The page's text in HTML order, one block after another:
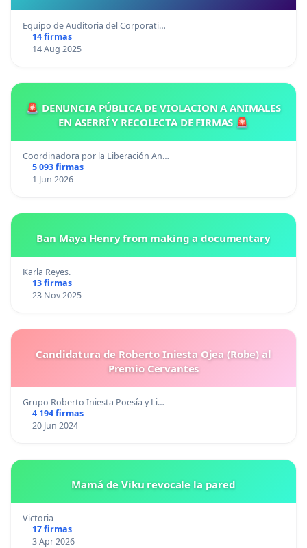
Equipo de Auditoria del Corporati…
14 firmas
14 Aug 2025
🚨 DENUNCIA PÚBLICA DE VIOLACION A ANIMALES
EN ASERRÍ Y RECOLECTA DE FIRMAS 🚨
Coordinadora por la Liberación An…
5 093 firmas
1 Jun 2026
Ban Maya Henry from making a documentary
Karla Reyes.
13 firmas
23 Nov 2025
Candidatura de Roberto Iniesta Ojea (Robe) al
Premio Cervantes
Grupo Roberto Iniesta Poesía y Li…
4 194 firmas
20 Jun 2024
Mamá de Viku revocale la pared
Victoria
17 firmas
3 Apr 2026